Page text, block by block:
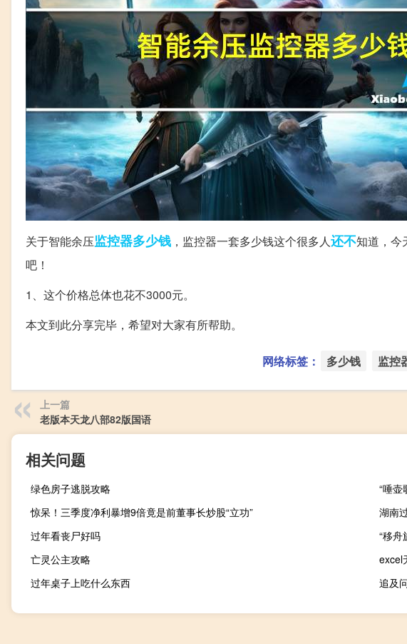
关于智能余压监控器多少钱 ，监控器一套多少钱这个很多人还不知道，今
吧！
1、这个价格总体也花不3000元。
本文到此分享完毕，希望对大家有所帮助。
网络标签： 多少钱 监控
上一篇
老版本天龙八部82版国语
相关问题
绿色房子逃脱攻略
“唾壶
惊呆！三季度净利暴增9倍竟是前董事长炒股“立功”
湖南
过年看丧尸好吗
“移舟
亡灵公主攻略
excel
过年桌子上吃什么东西
追及